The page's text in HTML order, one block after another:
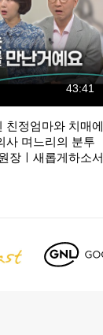
43:41
친정엄마와 치매에
사 며느리의 분투
장ㅣ새롭게하소서